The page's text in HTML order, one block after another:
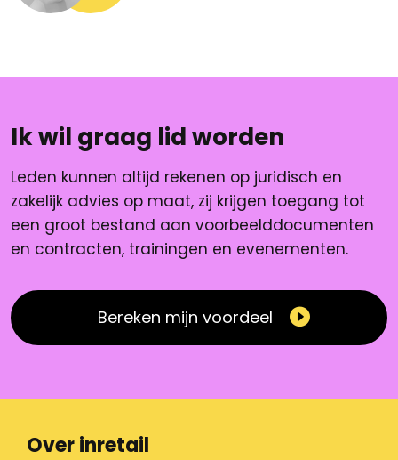
Ik wil graag lid worden
Leden kunnen altijd rekenen op juridisch en
zakelijk advies op maat, zij krijgen toegang tot
een groot bestand aan voorbeelddocumenten
en contracten, trainingen en evenementen.
Bereken mijn voordeel
Over inretail